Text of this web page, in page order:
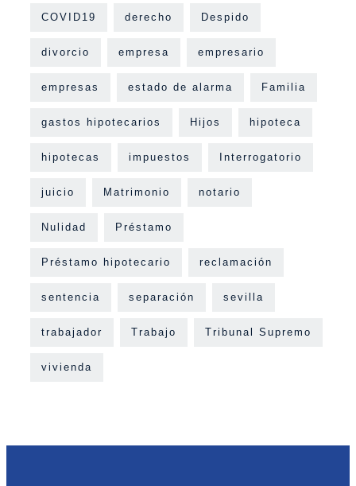
COVID19 derecho Despido
divorcio empresa empresario
empresas estado de alarma Familia
gastos hipotecarios Hijos hipoteca
hipotecas impuestos Interrogatorio
juicio Matrimonio notario
Nulidad Préstamo
Préstamo hipotecario reclamación
sentencia separación sevilla
trabajador Trabajo Tribunal Supremo
vivienda